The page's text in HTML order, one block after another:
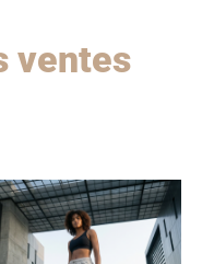
ventes